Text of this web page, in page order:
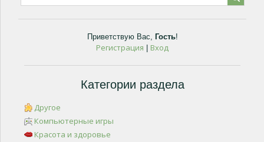
Приветствую Вас, Гость!
Регистрация Вход
Категории раздела
Другое
Компьютерные игры
Красота и здоровье